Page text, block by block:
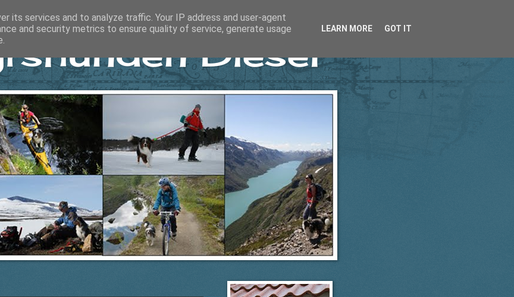
Diesel
its services and to analyze traffic. Your IP address and user-agent
and security metrics to ensure quality of service, generate usage
LEARN MORE GOT IT